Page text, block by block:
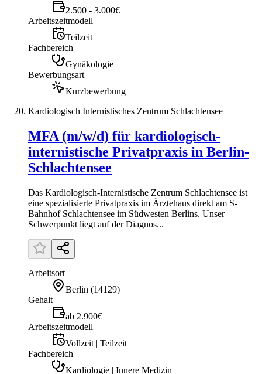
2.500 - 3.000€
Arbeitszeitmodell
Teilzeit
Fachbereich
Gynäkologie
Bewerbungsart
Kurzbewerbung
Kardiologisch Internistisches Zentrum Schlachtensee
MFA (m/w/d) für kardiologisch-
internistische Privatpraxis in Berlin-
Schlachtensee
Das Kardiologisch-Internistische Zentrum Schlachtensee ist
eine spezialisierte Privatpraxis im Ärztehaus direkt am S-
Bahnhof Schlachtensee im Südwesten Berlins. Unser
Schwerpunkt liegt auf der Diagnos...
Arbeitsort
Berlin (14129)
Gehalt
ab 2.900€
Arbeitszeitmodell
Vollzeit | Teilzeit
Fachbereich
Kardiologie | Innere Medizin